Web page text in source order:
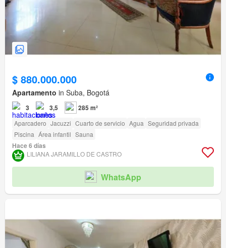
$ 880.000.000
Apartamento in Suba, Bogotá
3 3,5 285 m²
Aparcadero Jacuzzi Cuarto de servicio Agua Seguridad privada
Piscina Área infantil Sauna
Hace 6 días
LILIANA JARAMILLO DE CASTRO
WhatsApp